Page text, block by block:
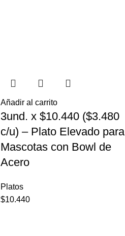
Añadir al carrito
3und. x $10.440 ($3.480
c/u) – Plato Elevado para
Mascotas con Bowl de
Acero
Platos
$10.440